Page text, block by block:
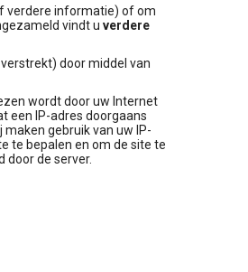
verdere informatie) of om
vindt u verdere
door middel van
wordt door uw Internet
een IP-adres doorgaans
gebruik van uw IP-
te bepalen en om de site te
door de server.